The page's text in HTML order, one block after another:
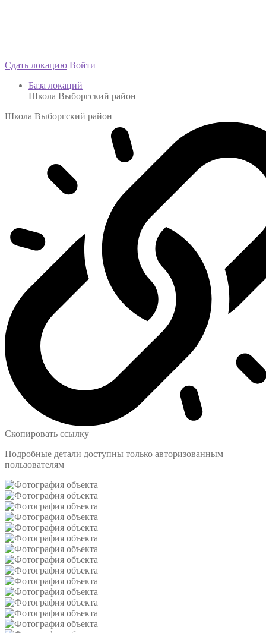
Сдать локацию Войти
База локаций
Школа Выборгский район
Школа Выборгский район
Скопировать ссылку
Подробные детали доступны только авторизованным
пользователям